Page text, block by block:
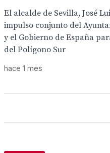
El alcalde de Sevilla, José
impulso conjunto del
y el Gobierno de España
del Polígono Sur
hace 1 mes